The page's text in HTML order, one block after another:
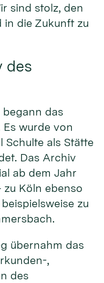
sind stolz, den
in die Zukunft zu
des
begann das
wurde von
Schulte als Stätte
Das Archiv
ab dem Jahr
zu Köln ebenso
zu
übernahm das
,
des